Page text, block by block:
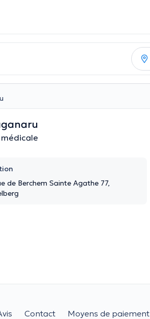
de Berchem Sainte Agathe 77,
Contact Moyens de paiement